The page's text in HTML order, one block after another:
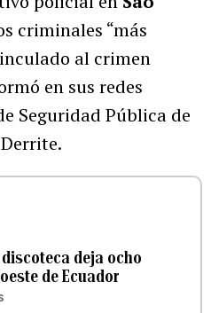
criminales “más
al crimen
en sus redes
Seguridad Pública de
deja ocho
de Ecuador